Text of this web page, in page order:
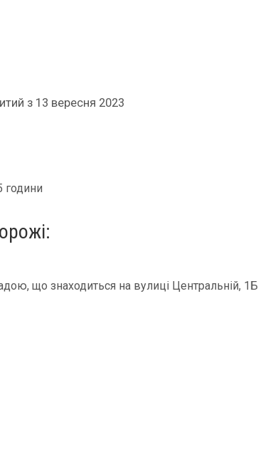
з 13 вересня 2023
години
що знаходиться на вулиці Центральній, 1Б